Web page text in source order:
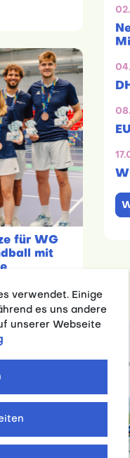
für WG
mit
verwendet. Einige
es uns andere
unserer Webseite